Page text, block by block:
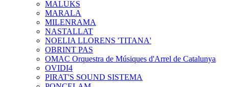
MALUKS
MARALA
MILENRAMA
NASTALLAT
NOELIA LLORENS 'TITANA'
OBRINT PAS
OMAC Orquestra de Músiques d'Arrel de Catalunya
OVIDI4
PIRAT'S SOUND SISTEMA